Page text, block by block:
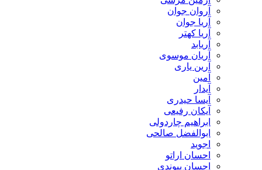
آروان جوان
آریا جوان
آریا کهتر
آریابد
آریان موسوی
آرین یاری
آمین
آیدار
آیسا حیدری
آیکان رفیعی
ابراهیم چاردولی
ابوالفضل صالحی
اجوید
احسان اراتو
احسان پیوندی